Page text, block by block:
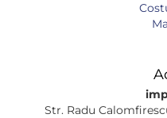
Str. Radu